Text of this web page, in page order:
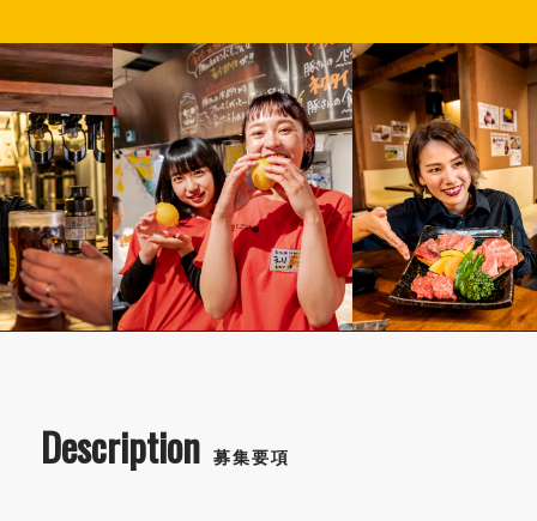
Description 募集要項